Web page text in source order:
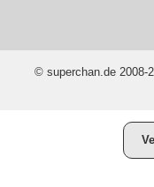
© superchan.de 2008-